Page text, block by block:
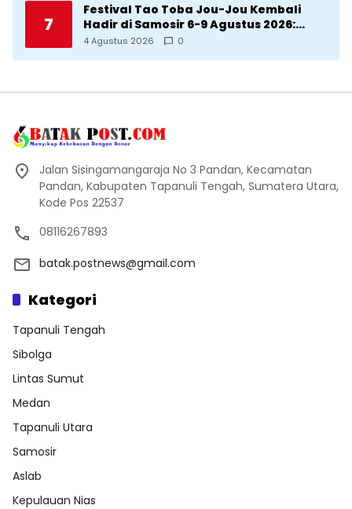
7
Festival Tao Toba Jou-Jou Kembali
Hadir di Samosir 6-9 Agustus 2026:
Datang Saksikan Kemeriahan dan Raih
4 Agustus 2026 0
Jalan Sisingamangaraja No 3 Pandan, Kecamatan
Pandan, Kabupaten Tapanuli Tengah, Sumatera Utara,
Kode Pos 22537
08116267893
batak.postnews@gmail.com
Kategori
Tapanuli Tengah
Sibolga
Lintas Sumut
Medan
Tapanuli Utara
Samosir
Aslab
Kepulauan Nias